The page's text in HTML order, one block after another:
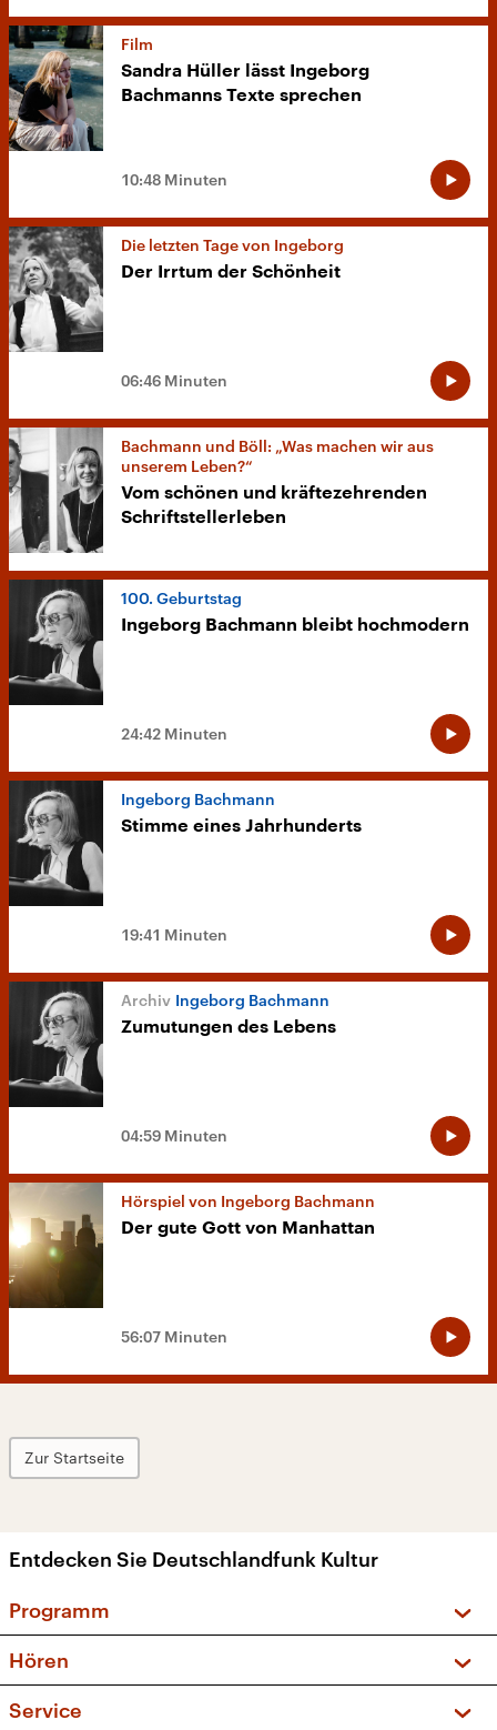
Film
Sandra Hüller lässt Ingeborg
Bachmanns Texte sprechen
10:48 Minuten
Die letzten Tage von Ingeborg
Der Irrtum der Schönheit
06:46 Minuten
Bachmann und Böll: „Was machen wir aus
unserem Leben?“
Vom schönen und kräftezehrenden
Schriftstellerleben
100. Geburtstag
Ingeborg Bachmann bleibt hochmodern
24:42 Minuten
Ingeborg Bachmann
Stimme eines Jahrhunderts
19:41 Minuten
Ingeborg Bachmann
Zumutungen des Lebens
04:59 Minuten
Hörspiel von Ingeborg Bachmann
Der gute Gott von Manhattan
56:07 Minuten
Zur Startseite
Entdecken Sie Deutschlandfunk Kultur
Programm
Sendungen und Podcasts
Musikliste
Hören
Service